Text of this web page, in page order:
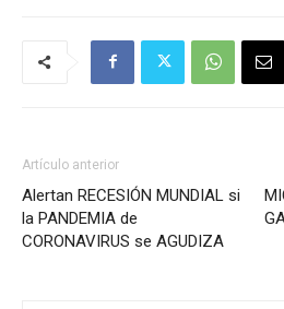
Artículo anterior
Alertan RECESIÓN MUNDIAL si
la PANDEMIA de
CORONAVIRUS se AGUDIZA